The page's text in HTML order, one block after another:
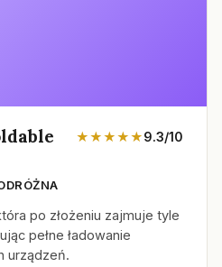
★★★★★9.3/10
po złożeniu zajmuje tyle
pełne ładowanie
urządzeń.